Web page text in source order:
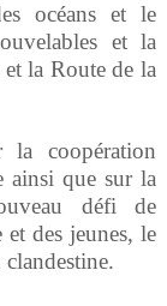
océans et le
et la
la Route de la
la coopération
ainsi que sur la
défi de
des jeunes, le